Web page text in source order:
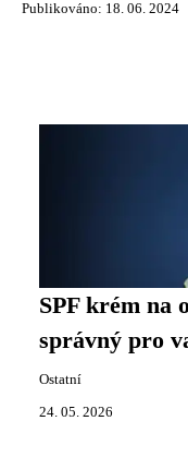
Publikováno: 18. 06. 2024
SPF krém na
správný pro
Ostatní
24. 05. 2026